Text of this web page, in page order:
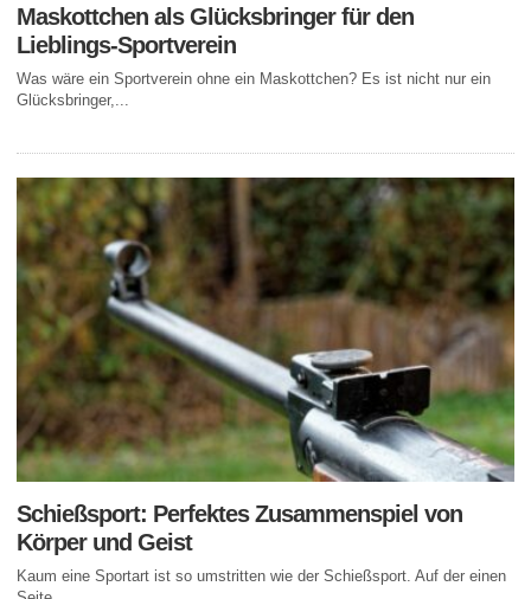
Maskottchen als Glücksbringer für den
Lieblings-Sportverein
Was wäre ein Sportverein ohne ein Maskottchen? Es ist nicht nur ein
Glücksbringer,...
Schießsport: Perfektes Zusammenspiel von
Körper und Geist
Kaum eine Sportart ist so umstritten wie der Schießsport. Auf der einen